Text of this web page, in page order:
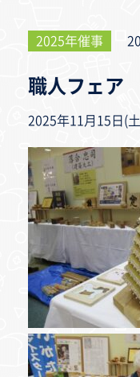
2025年催事
職人フェア
2025年11月15日(